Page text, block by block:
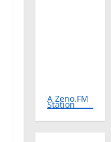
A Zeno.FM
Station